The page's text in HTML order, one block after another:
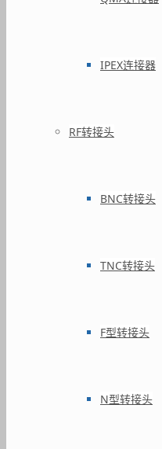
IPEX连接器
RF转接头
BNC转接头
TNC转接头
F型转接头
N型转接头